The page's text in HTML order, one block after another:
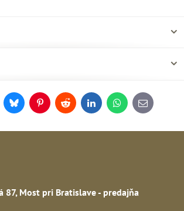
BlueskyPinterestReddit LinkedInWhatsApp
E-
mail
87, Most pri Bratislave - predajňa